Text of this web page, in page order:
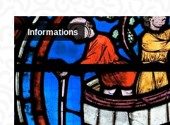
Informations